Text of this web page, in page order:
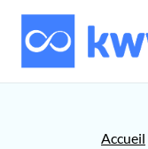
Accueil